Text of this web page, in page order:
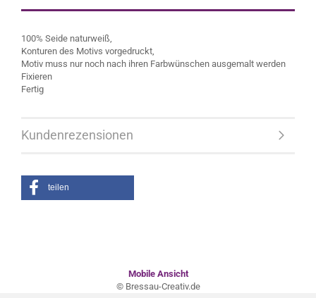
100% Seide naturweiß,
Konturen des Motivs vorgedruckt,
Motiv muss nur noch nach ihren Farbwünschen ausgemalt werden
Fixieren
Fertig
Kundenrezensionen
teilen
Mobile Ansicht
© Bressau-Creativ.de